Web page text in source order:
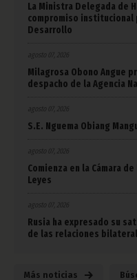
La Ministra Delegada de
compromiso institucional
Desarrollo
agosto 07, 2026
Milagrosa Obono Angue
despacho de la Agencia
agosto 07, 2026
S.E. Nguema Obiang
agosto 07, 2026
Comienza en la Cámara
Leyes
agosto 07, 2026
Rusia ha expresado su
de las relaciones
Más noticias